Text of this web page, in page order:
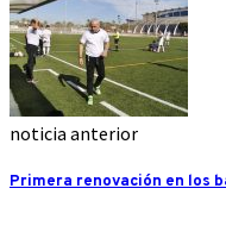
noticia anterior
Primera renovación en los